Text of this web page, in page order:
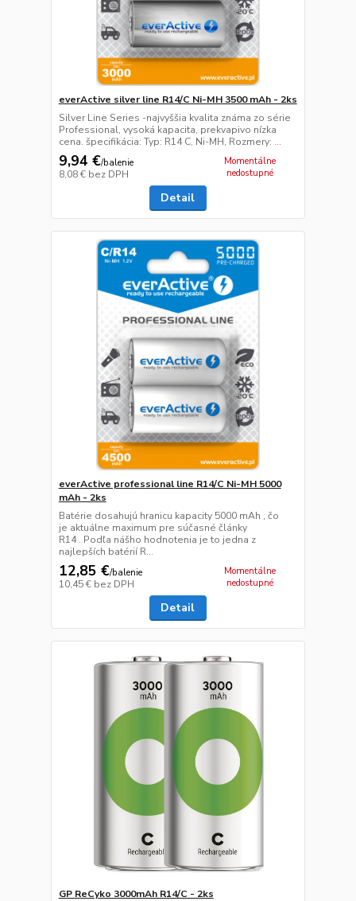
everActive silver line R14/C Ni-MH 3500 mAh - 2ks
Silver Line Series -najvyššia kvalita známa zo série
Professional, vysoká kapacita, prekvapivo nízka
cena. špecifikácia: Typ: R14 C, Ni-MH, Rozmery: ...
9,94 €/balenie
8,08 € bez DPH
Momentálne
nedostupné
Detail
everActive professional line R14/C Ni-MH 5000
mAh - 2ks
Batérie dosahujú hranicu kapacity 5000 mAh , čo
je aktuálne maximum pre súčasné články
R14 . Podľa nášho hodnotenia je to jedna z
najlepších batérií R...
12,85 €/balenie
10,45 € bez DPH
Momentálne
nedostupné
Detail
GP ReCyko 3000mAh R14/C - 2ks